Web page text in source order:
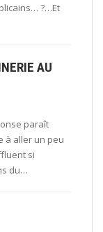
?…Et
AU
paraît
à aller un peu
si
du…